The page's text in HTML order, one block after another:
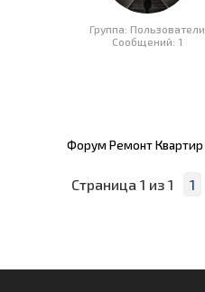
Группа: Пользователи
Сообщений: 1
Форум Ремонт Квартир
Страница 1 из 1 1